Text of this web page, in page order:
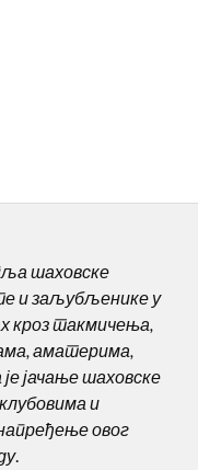
шаховске
и заљубљенике у
кроз такмичења,
аматерима,
јачање шаховске
и
овог
.